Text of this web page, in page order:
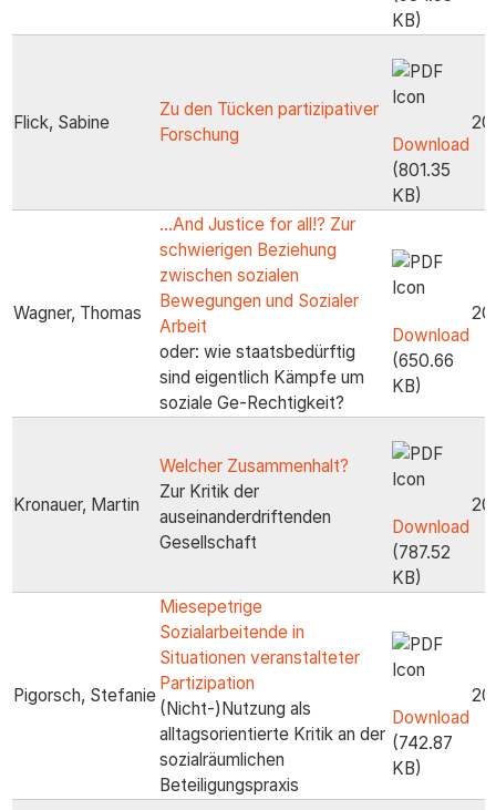
KB)
Flick, Sabine
Zu den Tücken partizipativer
Forschung
Download
(801.35
KB)
Wagner, Thomas
...And Justice for all!? Zur
schwierigen Beziehung
zwischen sozialen
Bewegungen und Sozialer
Arbeit
oder: wie staatsbedürftig
sind eigentlich Kämpfe um
soziale Ge-Rechtigkeit?
Download
(650.66
KB)
Kronauer, Martin
Welcher Zusammenhalt?
Zur Kritik der
auseinanderdriftenden
Gesellschaft
Download
(787.52
KB)
Pigorsch, Stefanie
Miesepetrige
Sozialarbeitende in
Situationen veranstalteter
Partizipation
(Nicht-)Nutzung als
alltagsorientierte Kritik an der
sozialräumlichen
Beteiligungspraxis
Download
(742.87
KB)